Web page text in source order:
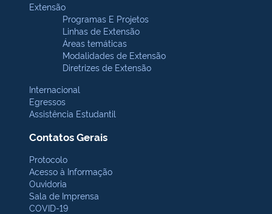
Extensão
Programas E Projetos
Linhas de Extensão
Áreas temáticas
Modalidades de Extensão
Diretrizes de Extensão
Internacional
Egressos
Assistência Estudantil
Contatos Gerais
Protocolo
Acesso à Informação
Ouvidoria
Sala de Imprensa
COVID-19